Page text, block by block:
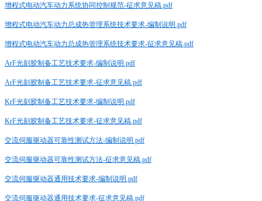
增程式电动汽车动力系统协同控制规范-征求意见稿.pdf
增程式电动汽车动力总成热管理系统技术要求-编制说明.pdf
增程式电动汽车动力总成热管理系统技术要求-征求意见稿.pdf
ArF光刻胶制备工艺技术要求-编制说明.pdf
ArF光刻胶制备工艺技术要求-征求意见稿.pdf
KrF光刻胶制备工艺技术要求-编制说明.pdf
KrF光刻胶制备工艺技术要求-征求意见稿.pdf
交流伺服驱动器可靠性测试方法-编制说明.pdf
交流伺服驱动器可靠性测试方法-征求意见稿.pdf
交流伺服驱动器通用技术要求-编制说明.pdf
交流伺服驱动器通用技术要求-征求意见稿.pdf